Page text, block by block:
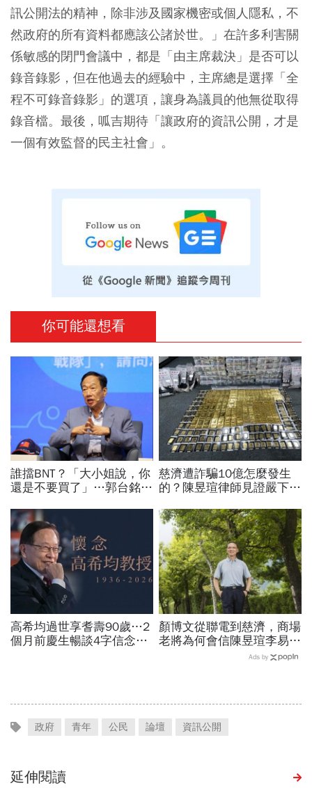
訊公開法的精神，除非涉及國家機密或個人隱私，不
然政府的所有資料都應該公諸於世。」在許多利害關
係敏感的閉門會議中，都是「由主席裁決」是否可以
錄音錄影，但在他過去的經驗中，主席總是選擇「全
程不可錄音錄影」的選項，讓身為議員的他無從取得
錄音檔。最後，呱吉期待「讓政府的資訊公開，才是
一個有效監督的民主社會」。
你可能還想看
誰擋BNT？「大小姐說，你
還是不要買了」…郭台銘曝
回應了
慈濟遭詐騙10億怎麼發生
的？陳昱瑄律師見證嚴下跪
金，洗錢手法曝光…慈濟回
應了
高希均過世享耆壽90歲…2
個月前慶生暢談4字信念，
顏博文從聯電到慈濟，商場
老將為何會信陳昱瑄李易
儒、豪給10億？慈濟發
Ads by
政府 青年 公民 論壇 資訊公開
延伸閱讀